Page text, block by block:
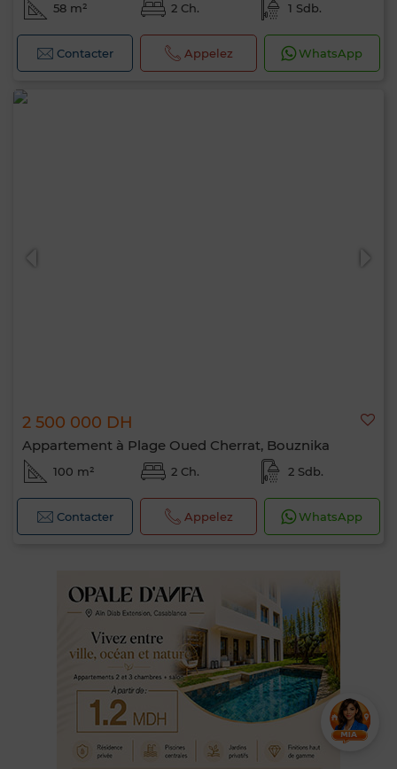
58 m² 2 Ch. 1 Sdb.
Contacter Appelez WhatsApp
2 500 000 DH
Appartement à Plage Oued Cherrat, Bouznika
100 m² 2 Ch. 2 Sdb.
Contacter Appelez WhatsApp